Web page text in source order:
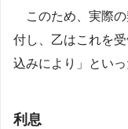
このため、実際の
付し、乙はこれを
込みにより」といっ
利息